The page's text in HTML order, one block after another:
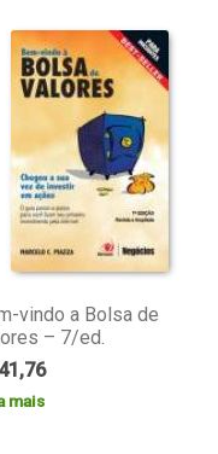
vindo a Bolsa de
– 7/ed.
41,76
mais